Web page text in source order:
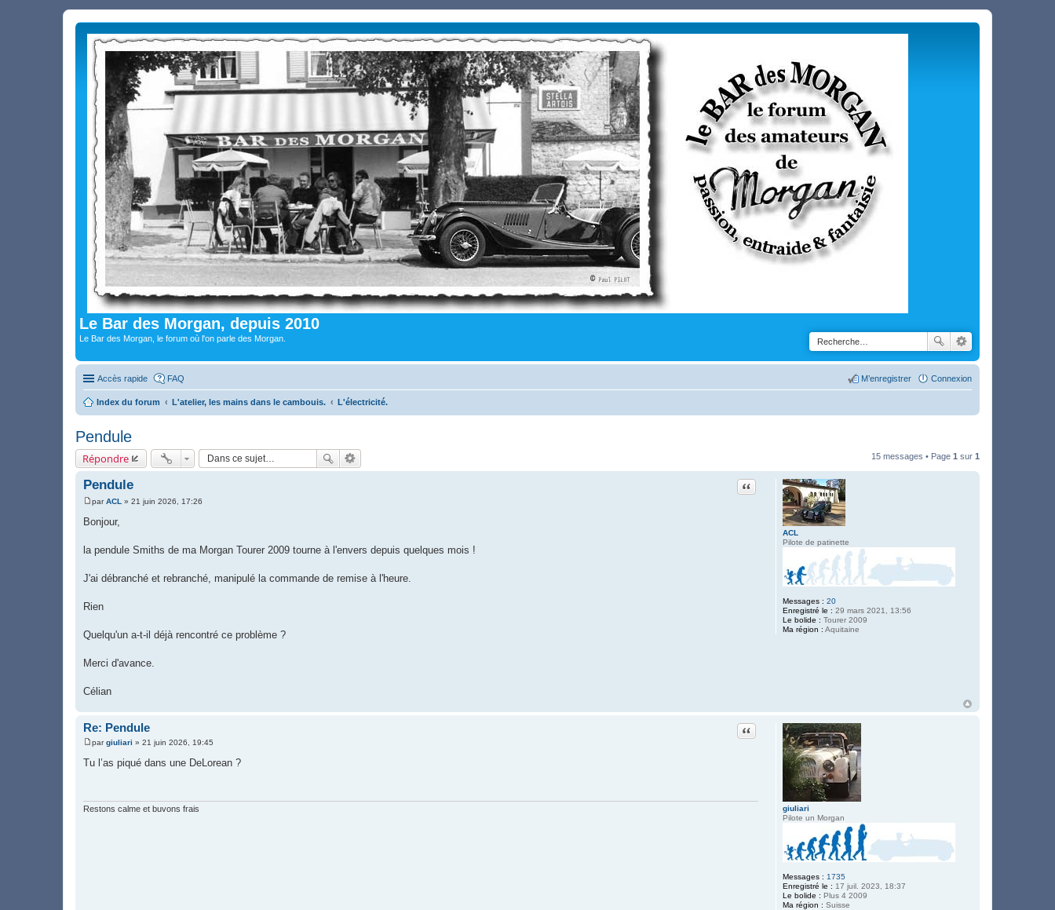
Le Bar des Morgan, depuis 2010
Le Bar des Morgan, le forum où l'on parle des Morgan.
Accès rapide FAQ Connexion
M’enregistrer
Index du forum L'atelier, les mains dans le cambouis. L'électricité.
Pendule
Répondre 15 messages • Page 1 sur 1
ACL
Pilote de patinette
Messages : 20
Enregistré le : 29 mars 2021, 13:56
Le bolide : Tourer 2009
Ma région : Aquitaine
Pendule Citation
M
s
g
parACL » 21 juin 2026, 17:26
Bonjour,
la pendule Smiths de ma Morgan Tourer 2009 tourne à l'envers depuis quelques mois !
J'ai débranché et rebranché, manipulé la commande de remise à l'heure.
Rien
Quelqu'un a-t-il déjà rencontré ce problème ?
Merci d'avance.
Célian
giuliari
Pilote un Morgan
Messages : 1735
Enregistré le : 17 juil. 2023, 18:37
Le bolide : Plus 4 2009
Ma région : Suisse
Re: Pendule Citation
M
s
e
pargiuliari » 21 juin 2026, 19:45
Tu l’as piqué dans une DeLorean ?
Restons calme et buvons frais